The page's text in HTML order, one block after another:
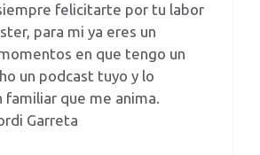
felicitarte por tu labor
para mi ya eres un
en que tengo un
un podcast tuyo y lo
familiar que me anima.
Garreta